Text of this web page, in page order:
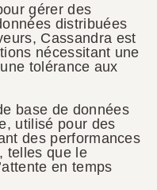
gérer des
distribuées
Cassandra est
nécessitant une
tolérance aux
base de données
utilisé pour des
des performances
telles que le
en temps